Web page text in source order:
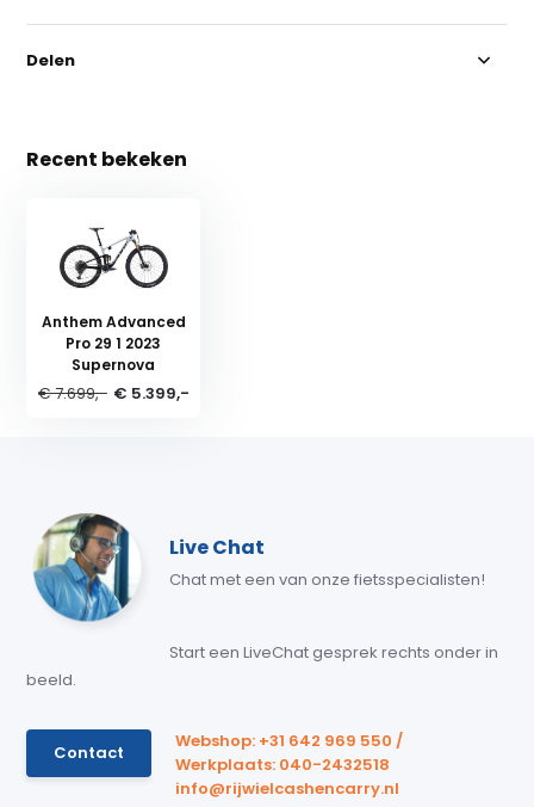
Delen
Recent bekeken
Anthem Advanced
Pro 29 1 2023
Supernova
€ 7.699,- € 5.399,-
Live Chat
Chat met een van onze fietsspecialisten!
Start een LiveChat gesprek rechts onder in
beeld.
Contact
Webshop: +31 642 969 550 /
Werkplaats: 040-2432518
info@rijwielcashencarry.nl